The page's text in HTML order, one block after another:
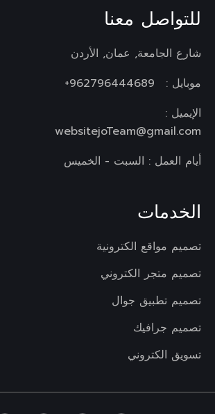
للتواصل معنا
شارع الجامعة, عمان, الأردن
موبايل :
962796444689+
الإيميل :
websitejoTeam@gmail.com
أيام العمل : السبت - الخميس
الخدمات
تصميم مواقع الكترونية
تصميم متجر الكتروني
تصميم تطبيق جوال
تصميم جرافيك
تسويق الكتروني